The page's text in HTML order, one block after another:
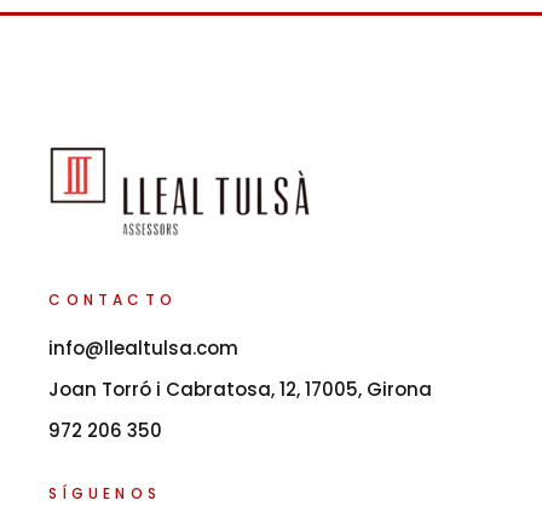
CONTACTO
info@llealtulsa.com
Joan Torró i Cabratosa, 12, 17005, Girona
972 206 350
SÍGUENOS